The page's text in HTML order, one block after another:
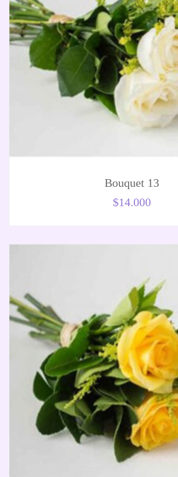
Bouquet 13
$14.000